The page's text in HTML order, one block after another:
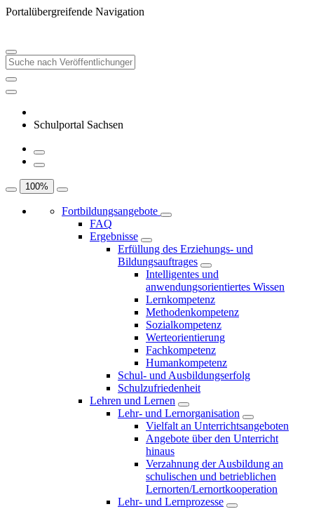
Portalübergreifende Navigation
Schulportal Sachsen
100%
Fortbildungsangebote
FAQ
Ergebnisse
Erfüllung des Erziehungs- und
Bildungsauftrages
Intelligentes und
anwendungsorientiertes Wissen
Lernkompetenz
Methodenkompetenz
Sozialkompetenz
Werteorientierung
Fachkompetenz
Humankompetenz
Schul- und Ausbildungserfolg
Schulzufriedenheit
Lehren und Lernen
Lehr- und Lernorganisation
Vielfalt an Unterrichtsangeboten
Angebote über den Unterricht
hinaus
Verzahnung der Ausbildung an
schulischen und betrieblichen
Lernorten/Lernortkooperation
Lehr- und Lernprozesse